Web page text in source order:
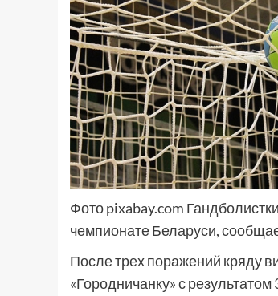
Фото pixabay.com
чемпионате Беларуси,
После трех поражений кряду
«Городничанку» с